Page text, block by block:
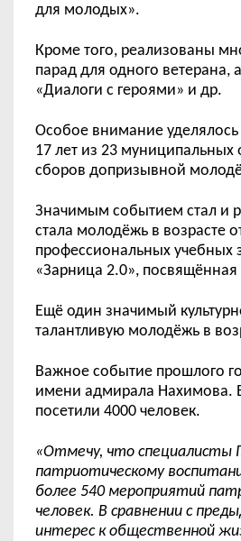
для молодых».
Кроме того, реализованы
парад для одного
«Диалоги с героями» и др.
Особое внимание
17 лет из 23 муниципальных
сборов допризывной молод
Значимым событием стал и
стала молодёжь в возрасте
профессиональных учебных
«Зарница 2.0», посвящённая
Ещё один значимый культурн
талантливую молодёжь в
Важное событие прошлого
имени адмирала Нахимова.
посетили 4000 человек.
«Отмечу, что специалисты
патриотическому
более 540 мероприятий
человек. В сравнении с
интерес к общественной